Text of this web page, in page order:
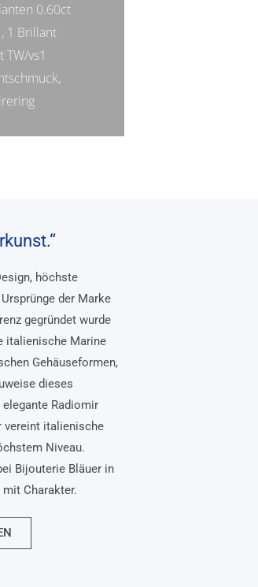
0.60ct
1 Brillant
TW/vs1
höchste
der Marke
gegründet wurde
italienische Marine
Gehäuseformen,
dieses
Radiomir
vereint italienische
Niveau.
Bijouterie Bläuer in
Charakter.